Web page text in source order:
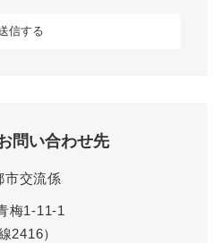
問い合わせ先
市交流係
梅1-11-1
2416）